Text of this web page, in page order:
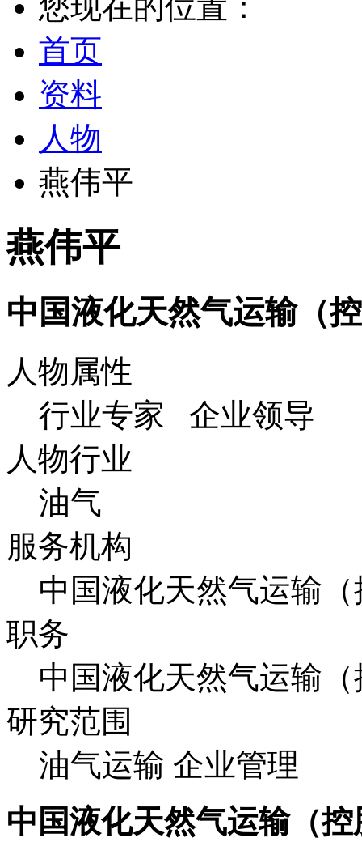
您现在的位置：
首页
资料
人物
燕伟平
燕伟平
中国液化天然气运输（
人物属性
行业专家 企业领导
人物行业
油气
服务机构
中国液化天然气运输
职务
中国液化天然气运输
研究范围
油气运输 企业管理
中国液化天然气运输（